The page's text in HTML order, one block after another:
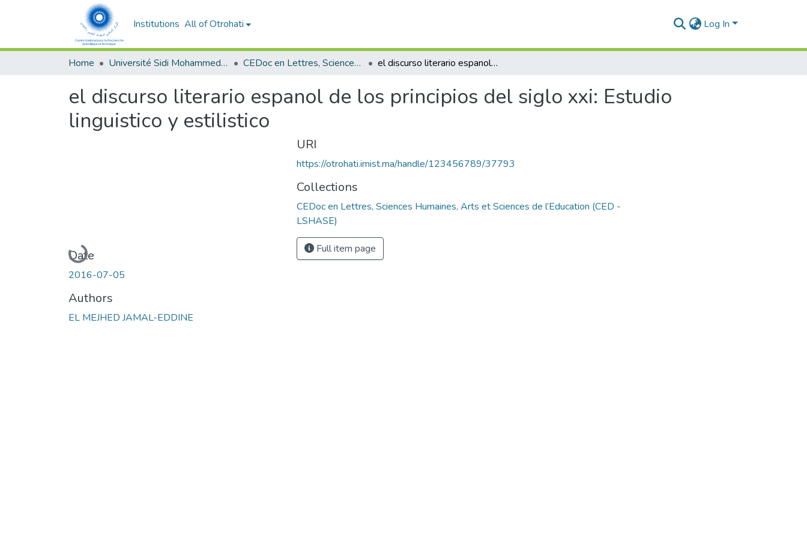
Institutions All of Otrohati Log In
Home Université Sidi Mohammed Ben Abdellah - Fès CEDoc en Lettres, Sciences Humaines, Arts et Sciences de l’Education (CED - LSHASE) el discurso literario espanol de los principios del siglo xxi: Estudio linguistico y estilistico
el discurso literario espanol de los principios del siglo xxi: Estudio
linguistico y estilistico
Loading...
Date
2016-07-05
Authors
EL MEJHED JAMAL-EDDINE
URI
https://otrohati.imist.ma/handle/123456789/37793
Collections
CEDoc en Lettres, Sciences Humaines, Arts et Sciences de l’Education (CED -
LSHASE)
Full item page